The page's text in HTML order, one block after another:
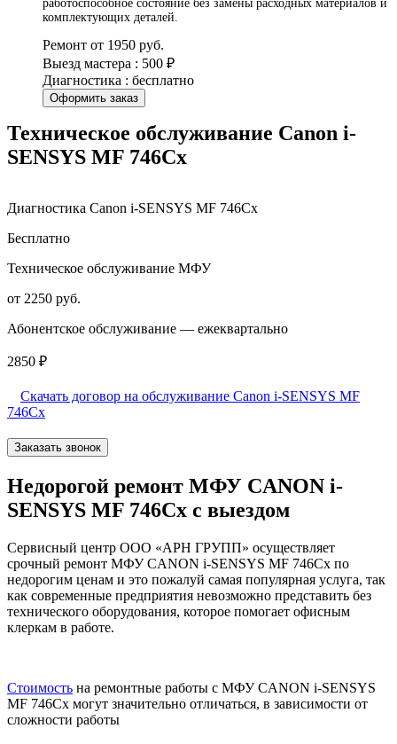
работоспособное состояние без замены расходных материалов и
комплектующих деталей.
Ремонт от 1950 руб.
Выезд мастера : 500 ₽
Диагностика : бесплатно
Оформить заказ
Техническое обслуживание Canon i-
SENSYS MF 746Cx
Диагностика Canon i-SENSYS MF 746Cx
Бесплатно
Техническое обслуживание МФУ
от 2250 руб.
Абонентское обслуживание — ежеквартально
2850 ₽
Скачать договор на обслуживание Canon i-SENSYS MF
746Cx
Заказать звонок
Недорогой ремонт МФУ CANON i-
SENSYS MF 746Cx с выездом
Сервисный центр ООО «АРН ГРУПП» осуществляет
срочный ремонт МФУ CANON i-SENSYS MF 746Cx по
недорогим ценам и это пожалуй самая популярная услуга, так
как современные предприятия невозможно представить без
технического оборудования, которое помогает офисным
клеркам в работе.
Стоимость на ремонтные работы с МФУ CANON i-SENSYS
MF 746Cx могут значительно отличаться, в зависимости от
сложности работы